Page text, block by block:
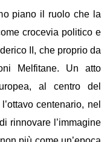
piano il ruolo che la
crocevia politico e
II, che proprio da
Melfitane. Un atto
al centro del
centenario, nel
rinnovare l’immagine